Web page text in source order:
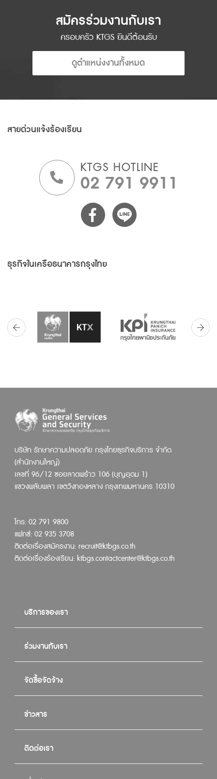
สมัครร่วมงานกับเรา
ครอบครัว KTGS ยินดีต้อนรับ
ดูตำแหน่งงานทั้งหมด
สายด่วนแจ้งร้องเรียน
KTGS HOTLINE
02 791 9911
ธุรกิจในเครือธนาคารกรุงไทย
บริษัท รักษาความปลอดภัย กรุงไทยธุรกิจบริการ จำกัด
(สำนักงานใหญ่)
เลขที่ 96/12 ซอยลาดพร้าว 106 (บุญอุดม 1)
แขวงพลับพลา เขตวังทองหลาง กรุงเทพมหานคร 10310
โทร: 02 791 9800
แฟกซ์: 02 935 3708
ติดต่อเรื่องสมัครงาน: recruit@ktbgs.co.th
ติดต่อเรื่องร้องเรียน: ktbgs.contactcenter@ktbgs.co.th
บริการของเรา
ร่วมงานกับเรา
จัดซื้อจัดจ้าง
ข่าวสาร
ติดต่อเรา